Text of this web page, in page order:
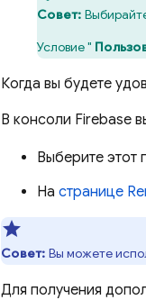
Совет:
Условие "
Когда вы будете
В консоли Firebase
Выберите этот
На странице
Совет: Вы можете
Для получения